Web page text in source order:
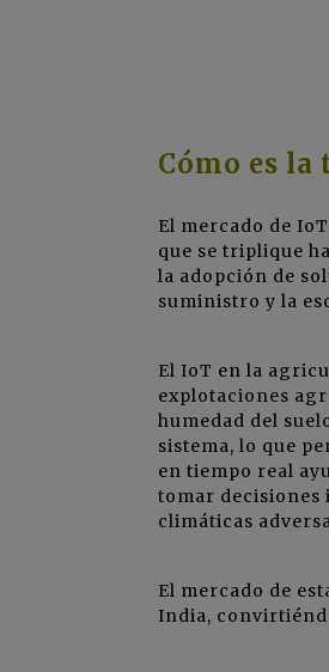
Cómo es
El mercado de
que se triplique
la adopción de
suministro y la
El IoT en la
explotaciones
humedad del
sistema, lo que
en tiempo real
tomar decisiones
climáticas
El mercado de
India,